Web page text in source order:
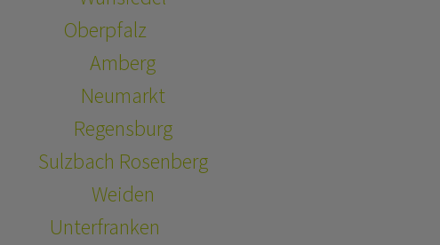
Oberpfalz
Amberg
Neumarkt
Regensburg
Sulzbach Rosenberg
Weiden
Unterfranken